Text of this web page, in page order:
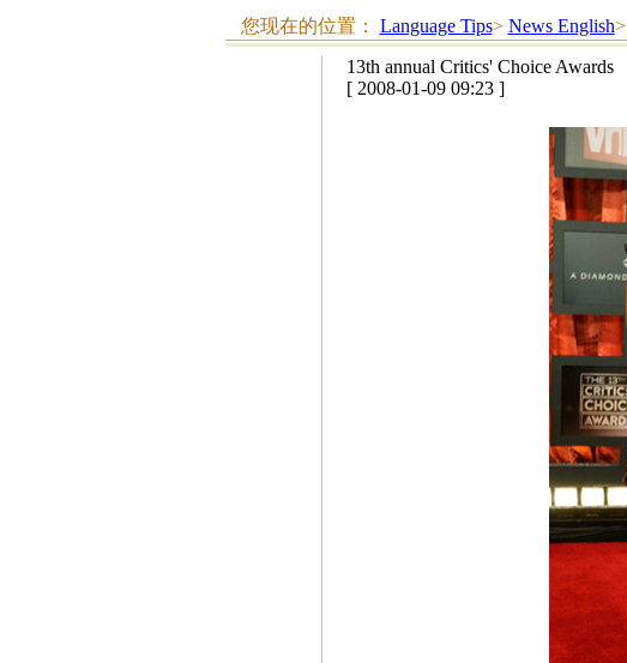
您现在的位置： Language Tips> News English>
13th annual Critics' Choice Awards
[ 2008-01-09 09:23 ]